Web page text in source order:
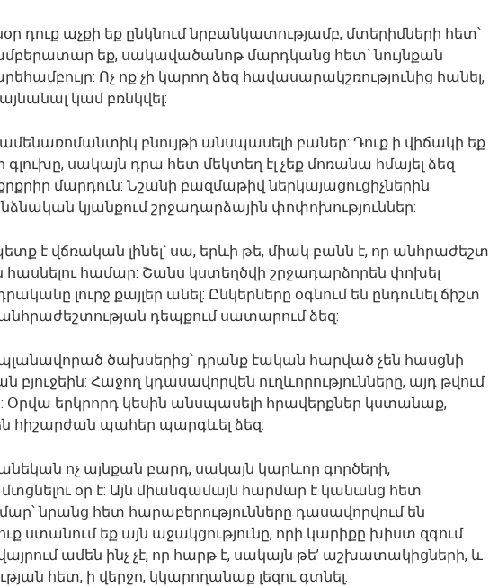
դուք աչքի եք ընկնում նրբանկատությամբ, մտերիմների հետ՝
եք, սակավածանոթ մարդկանց հետ՝ նույնքան
Ոչ ոք չի կարող ձեզ հավասարակշռությունից հանել,
կամ բռնկվել:
բնույթի անսպասելի բաներ: Դուք ի վիճակի եք
գլուխը, սակայն դրա հետ մեկտեղ էլ չեք մոռանա հմայել ձեզ
մարդուն: Նշանի բազմաթիվ ներկայացուցիչներին
կյանքում շրջադարձային փոփոխություններ:
է վճռական լինել՝ սա, երևի թե, միակ բանն է, որ անհրաժեշտ
հասնելու համար: Շանս կստեղծվի շրջադարձորեն փոխել
լուրջ քայլեր անել: Ընկերները օգնում են ընդունել ճիշտ
անհրաժեշտության դեպքում սատարում ձեզ:
ծախսերից՝ դրանք էական հարված չեն հասցնի
բյուջեին: Հաջող կդասավորվեն ուղևորությունները, այդ թվում
Օրվա երկրորդ կեսին անսպասելի հրավերքներ կստանաք,
հիշարժան պահեր պարգևել ձեզ:
ոչ այնքան բարդ, սակայն կարևոր գործերի,
օր է: Այն միանգամայն հարմար է կանանց հետ
նրանց հետ հարաբերությունները դասավորվում են
ստանում եք այն աջակցությունը, որի կարիքը խիստ զգում
ամեն ինչ չէ, որ հարթ է, սակայն թե’ աշխատակիցների, և
հետ, ի վերջո, կկարողանաք լեզու գտնել: